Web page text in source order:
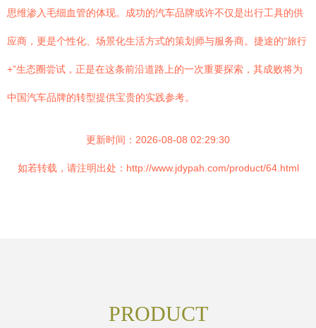
思维渗入毛细血管的体现。成功的汽车品牌或许不仅是出行工具的供
应商，更是个性化、场景化生活方式的策划师与服务商。捷途的“旅行
+”生态圈尝试，正是在这条前沿道路上的一次重要探索，其成败将为
中国汽车品牌的转型提供宝贵的实践参考。
更新时间：2026-08-08 02:29:30
如若转载，请注明出处：http://www.jdypah.com/product/64.html
PRODUCT